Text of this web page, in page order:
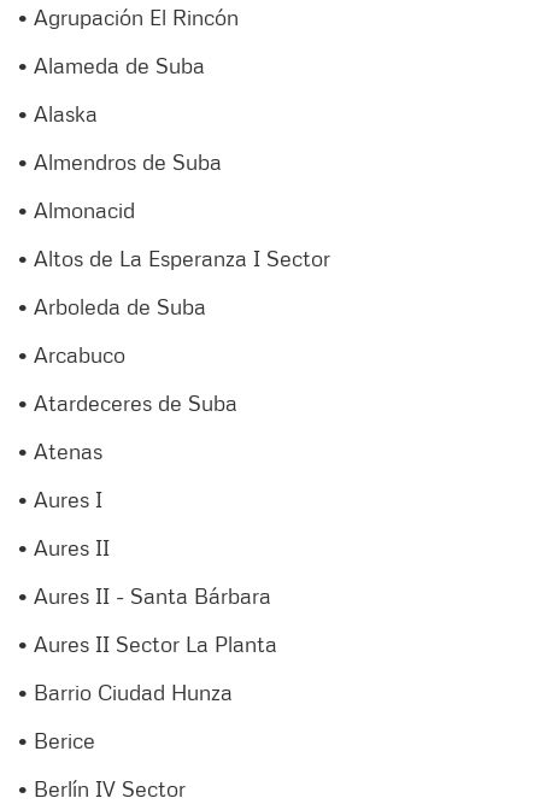
• Agrupación El Rincón
• Alameda de Suba
• Alaska
• Almendros de Suba
• Almonacid
• Altos de La Esperanza I Sector
• Arboleda de Suba
• Arcabuco
• Atardeceres de Suba
• Atenas
• Aures I
• Aures II
• Aures II - Santa Bárbara
• Aures II Sector La Planta
• Barrio Ciudad Hunza
• Berice
• Berlín IV Sector